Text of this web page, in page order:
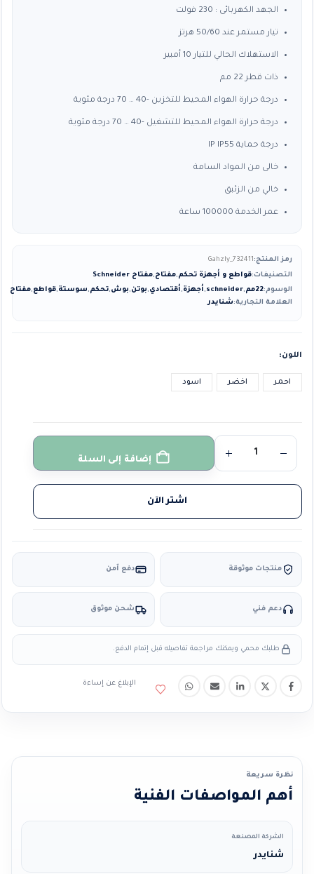
الجهد الكهربائى : 230 فولت
تيار مستمر عند 50/60 هرتز
الاستهلاك الحالي للتيار 10 أمبير
ذات قطر 22 مم
درجة حرارة الهواء المحيط للتخزين -40 … 70 درجة مئوية
درجة حرارة الهواء المحيط للتشغيل -40 … 70 درجة مئوية
درجة حماية IP IP55
خالى من المواد السامة
خالي من الزئبق
عمر الخدمة 100000 ساعة
رمز المنتج:Gahzly_732411
التصنيفات:قواطع و أجهزة تحكم,مفتاح,مفتاح Schneider
الوسوم:22مم ,
schneider
,أجهزة,أقتصادي,بوتن,بوش,تحكم,سوستة,قواطع,مفتاح
العلامة التجارية:شنايدر
اللون
احمر اخضر اسود
إضافة إلى السلة
اشتر الآن
منتجات موثوقة دفع آمن
دعم فني شحن موثوق
طلبك محمي ويمكنك مراجعة تفاصيله قبل إتمام الدفع.
الإبلاغ عن إساءة
نظرة سريعة
أهم المواصفات الفنية
الشركة المصنعة
شنايدر